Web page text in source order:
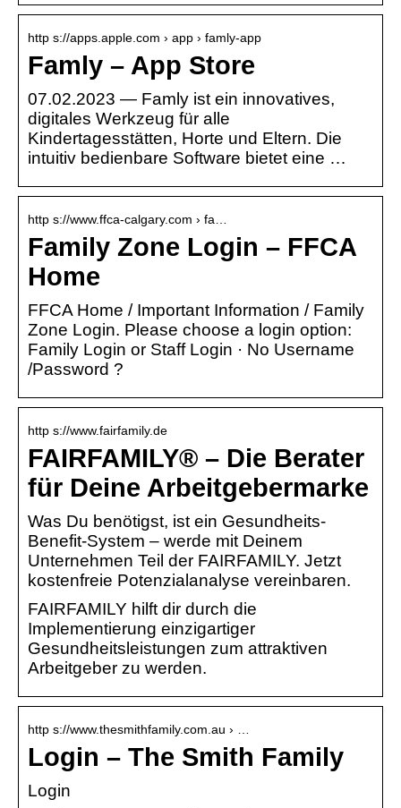
http s://apps.apple.com › app › famly-app
Famly – App Store
07.02.2023 — Famly ist ein innovatives,
digitales Werkzeug für alle
Kindertagesstätten, Horte und Eltern. Die
intuitiv bedienbare Software bietet eine …
http s://www.ffca-calgary.com › fa…
Family Zone Login – FFCA
Home
FFCA Home / Important Information / Family
Zone Login. Please choose a login option:
Family Login or Staff Login · No Username
/Password ?
http s://www.fairfamily.de
FAIRFAMILY® – Die Berater
für Deine Arbeitgebermarke
Was Du benötigst, ist ein Gesundheits-
Benefit-System – werde mit Deinem
Unternehmen Teil der FAIRFAMILY. Jetzt
kostenfreie Potenzialanalyse vereinbaren.
FAIRFAMILY hilft dir durch die
Implementierung einzigartiger
Gesundheitsleistungen zum attraktiven
Arbeitgeber zu werden.
http s://www.thesmithfamily.com.au › …
Login – The Smith Family
Login